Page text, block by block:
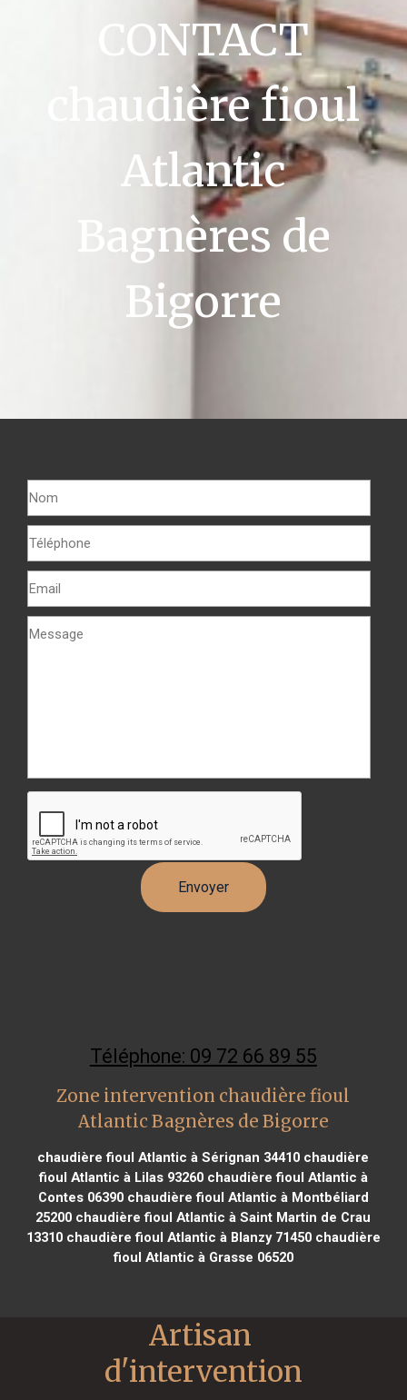
CONTACT
chaudière fioul
Atlantic
Bagnères de
Bigorre
Téléphone: 09 72 66 89 55
Zone intervention chaudière fioul
Atlantic Bagnères de Bigorre
chaudière fioul Atlantic à Sérignan 34410 chaudière
fioul Atlantic à Lilas 93260chaudière fioul Atlantic à
Contes 06390chaudière fioul Atlantic à Montbéliard
25200 chaudière fioul Atlantic à Saint Martin de Crau
13310chaudière fioul Atlantic à Blanzy 71450chaudière
fioul Atlantic à Grasse 06520
Artisan
d'intervention